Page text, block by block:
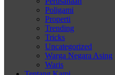
Poligami
Properti
Trending
Tricks
Uncategorized
Warga Negara Asing
Waris